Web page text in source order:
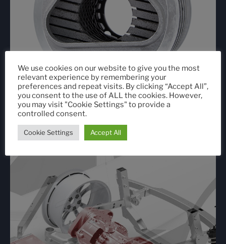
Industrie
We use cookies on our website to give you the most
relevant experience by remembering your
preferences and repeat visits. By clicking “Accept All”,
you consent to the use of ALL the cookies. However,
you may visit "Cookie Settings" to provide a
controlled consent.
Cookie Settings Accept All